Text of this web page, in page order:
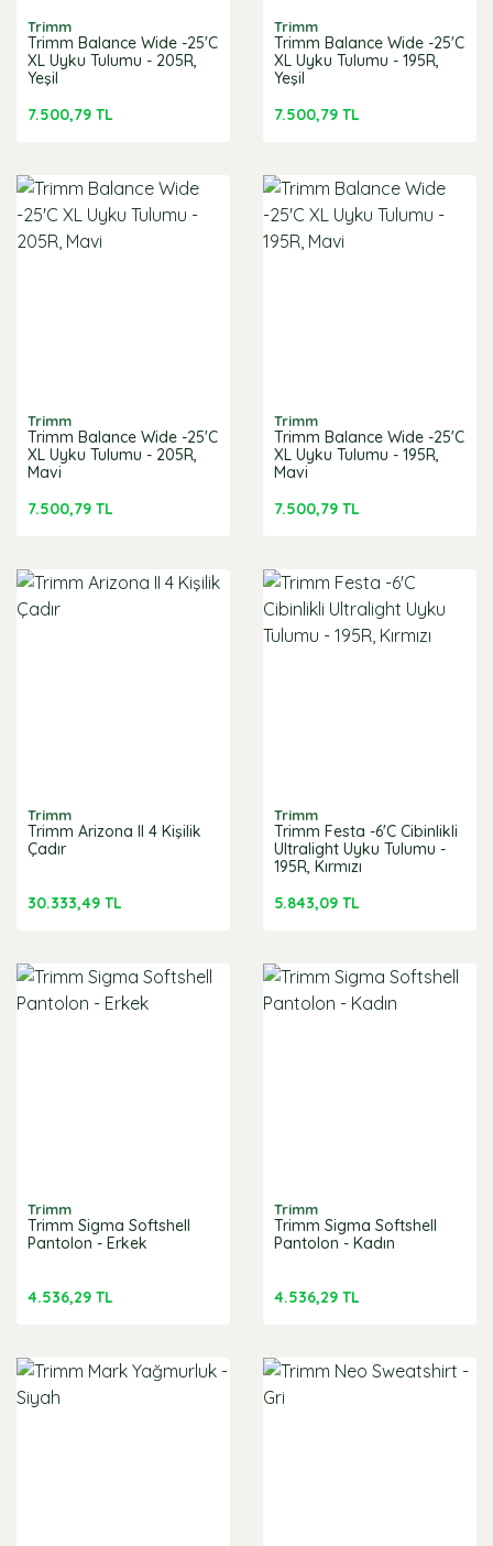
Trimm
Trimm Balance Wide -25'C
XL Uyku Tulumu - 205R,
Yeşil
7.500,79 TL
Trimm
Trimm Balance Wide -25'C
XL Uyku Tulumu - 195R,
Yeşil
7.500,79 TL
Trimm
Trimm Balance Wide -25'C
XL Uyku Tulumu - 205R,
Mavi
7.500,79 TL
Trimm
Trimm Balance Wide -25'C
XL Uyku Tulumu - 195R,
Mavi
7.500,79 TL
Trimm
Trimm Arizona II 4 Kişilik
Çadır
30.333,49 TL
Trimm
Trimm Festa -6'C Cibinlikli
Ultralight Uyku Tulumu -
195R, Kırmızı
5.843,09 TL
Trimm
Trimm Sigma Softshell
Pantolon - Erkek
4.536,29 TL
Trimm
Trimm Sigma Softshell
Pantolon - Kadın
4.536,29 TL